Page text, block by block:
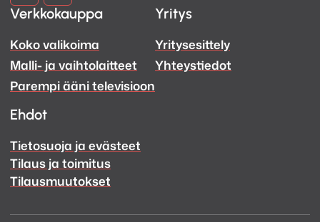
Linkki rekisteröintiin:
https://www.marantz.com/fi-
ja
Ääni
Facebook
ja
Ääni
Instagram
Verkkokauppa
Koko valikoima
Malli- ja vaihtolaitteet
Parempi ääni televisioon
Yritys
Yritysesittely
Yhteystiedot
Ehdot
Tietosuoja ja evästeet
Tilaus ja toimitus
Tilausmuutokset